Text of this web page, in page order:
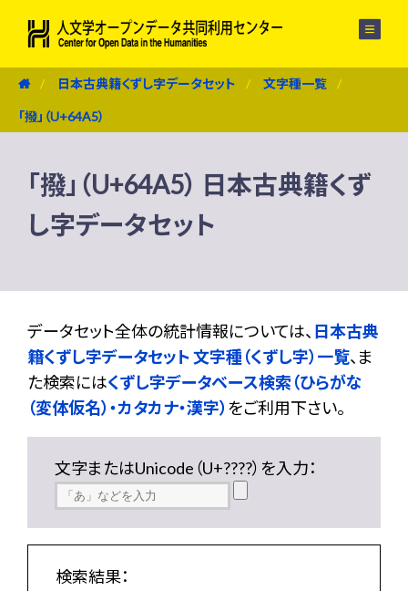
日本古典籍くずし字データセット 文字種一覧
「撥」（U+64A5）
「撥」（U+64A5） 日本古典籍くず
し字データセット
データセット全体の統計情報については、 日本古典
籍くずし字データセット 文字種（くずし字）一覧、ま
た検索にはくずし字データベース検索（ひらがな
（変体仮名）・カタカナ・漢字） をご利用下さい。
文字またはUnicode（U+????）を入力：
検索結果：